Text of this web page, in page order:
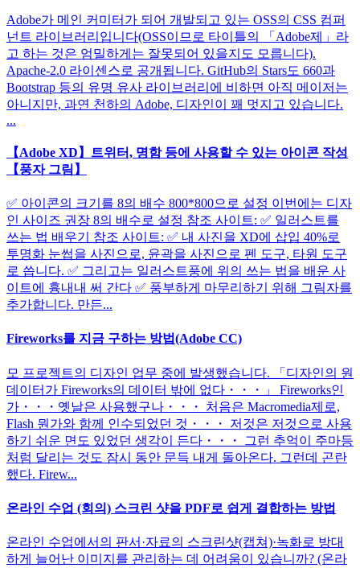
Adobe가 메인 커미터가 되어 개발되고 있는 OSS의 CSS 컴퍼
넌트 라이브러리입니다(OSS이므로 타이틀의 「Adobe제」라
고 하는 것은 엄밀하게는 잘못되어 있을지도 모릅니다).
Apache-2.0 라이센스로 공개됩니다. GitHub의 Stars도 660과
Bootstrap 등의 유명 유사 라이브러리에 비하면 아직 메이저는
아니지만, 과연 천하의 Adobe, 디자인이 꽤 멋지고 있습니다.
...
【Adobe XD】트위터, 명함 등에 사용할 수 있는 아이콘 작성
【풍자 그림】
✅ 아이콘의 크기를 8의 배수 800*800으로 설정 이번에는 디자
인 사이즈 권장 8의 배수로 설정 참조 사이트: ✅ 일러스트를
쓰는 법 배우기 참조 사이트: ✅ 내 사진을 XD에 삽입 40%로
투명화 눈썹을 사진으로, 윤곽을 사진으로 펜 도구, 타원 도구
로 씁니다. ✅ 그리고는 일러스트풍에 위의 쓰는 법을 배운 사
이트에 흉내내 써 간다 ✅ 풍부하게 마무리하기 위해 그림자를
추가합니다. 만든...
Fireworks를 지금 구하는 방법(Adobe CC)
모 프로젝트의 디자인 업무 중에 발생했습니다. 「디자인의 원
데이터가 Fireworks의 데이터 밖에 없다・・・」 Fireworks인
가・・・옛날은 사용했구나・・・ 처음은 Macromedia제로,
Flash 뭔가와 함께 인수되었던 것・・・ 저것은 저것으로 사용
하기 쉬운 면도 있었던 생각이 든다・・・ 그런 추억이 주마등
처럼 달리는 것도 잠시 동안 문득 내게 돌아온다. 그런데 곤란
했다. Firew...
온라인 수업 (회의) 스크린 샷을 PDF로 쉽게 결합하는 방법
온라인 수업에서의 판서·자료의 스크린샷(캡쳐)·녹화로 방대
하게 늘어난 이미지를 관리하는 데 어려움이 있습니까? (온라